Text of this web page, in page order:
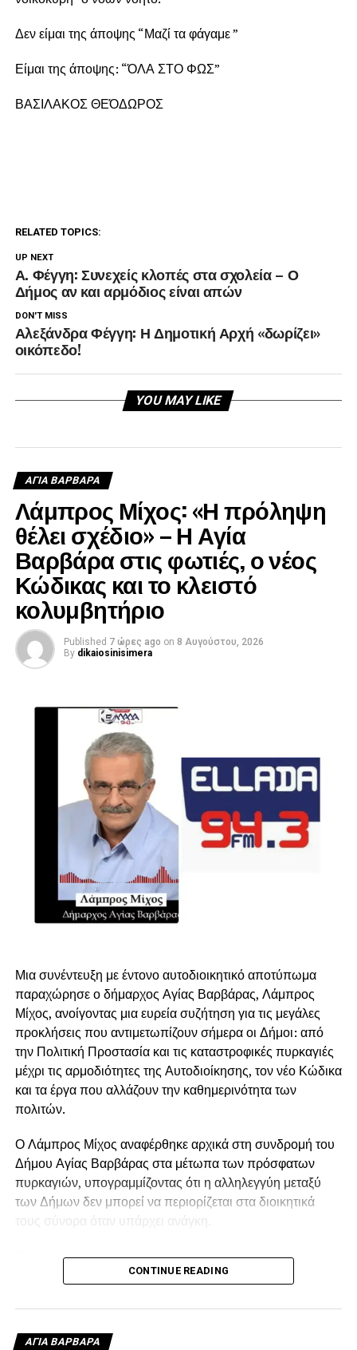
Δεν είμαι της άποψης “Μαζί τα φάγαμε ”
Είμαι της άποψης: “ΌΛΑ ΣΤΟ ΦΩΣ”
ΒΑΣΙΛΑΚΟΣ ΘΕΌΔΩΡΟΣ
RELATED TOPICS:
UP NEXT
Α. Φέγγη: Συνεχείς κλοπές στα σχολεία – Ο
Δήμος αν και αρμόδιος είναι απών
DON'T MISS
Αλεξάνδρα Φέγγη: Η Δημοτική Αρχή «δωρίζει»
οικόπεδο!
YOU MAY LIKE
ΑΓΙΑ ΒΑΡΒΑΡΑ
Λάμπρος Μίχος: «Η πρόληψη
θέλει σχέδιο» – Η Αγία
Βαρβάρα στις φωτιές, ο νέος
Κώδικας και το κλειστό
κολυμβητήριο
Published 7 ώρες ago on 8 Αυγούστου, 2026
By dikaiosinisimera
Μια συνέντευξη με έντονο αυτοδιοικητικό αποτύπωμα
παραχώρησε ο δήμαρχος Αγίας Βαρβάρας, Λάμπρος
Μίχος, ανοίγοντας μια ευρεία συζήτηση για τις μεγάλες
προκλήσεις που αντιμετωπίζουν σήμερα οι Δήμοι: από
την Πολιτική Προστασία και τις καταστροφικές πυρκαγιές
μέχρι τις αρμοδιότητες της Αυτοδιοίκησης, τον νέο Κώδικα
και τα έργα που αλλάζουν την καθημερινότητα των
πολιτών.
Ο Λάμπρος Μίχος αναφέρθηκε αρχικά στη συνδρομή του
Δήμου Αγίας Βαρβάρας στα μέτωπα των πρόσφατων
πυρκαγιών, υπογραμμίζοντας ότι η αλληλεγγύη μεταξύ
των Δήμων δεν μπορεί να περιορίζεται στα διοικητικά
τους σύνορα όταν υπάρχει ανάγκη.
Όπως εξήγησε, ο Δήμος έστειλε υδροφόρα στις πληγείσες
περιοχές, η οποία αρχικά χρησιμοποιήθηκε για τον
νερό τα ελικόπτερα, ενώ μετά τη δύση του ήλιου συνέχισε
να τροφοδοτεί με νερό τα πυροσβεστικά οχήματα.
CONTINUE READING
ΑΓΙΑ ΒΑΡΒΑΡΑ